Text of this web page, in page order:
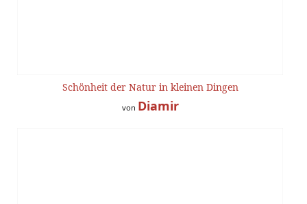
Schönheit der Natur in kleinen Dingen
von Diamir